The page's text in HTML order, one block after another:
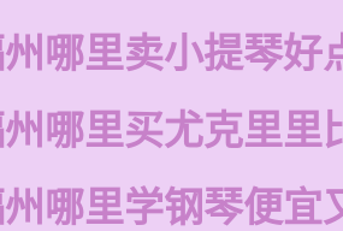
哪里卖小提琴好
哪里买尤克里里
哪里学钢琴便宜